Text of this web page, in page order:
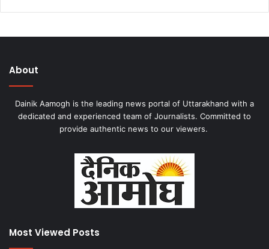
About
Dainik Aamogh is the leading news portal of Uttarakhand with a
dedicated and experienced team of Journalists. Committed to
provide authentic news to our viewers.
Most Viewed Posts